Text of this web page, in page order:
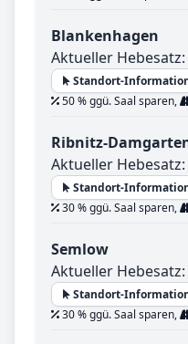
Blankenhagen
Aktueller Hebesatz:
Standort-
50 % ggü. Saal sparen,
Ribnitz-
Aktueller Hebesatz:
Standort-
30 % ggü. Saal sparen,
Semlow
Aktueller Hebesatz:
Standort-
30 % ggü. Saal sparen,